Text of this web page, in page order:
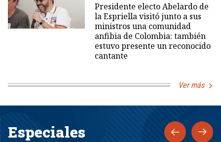
Presidente electo Abelardo de
la Espriella visitó junto a sus
ministros una comunidad
anfibia de Colombia: también
estuvo presente un reconocido
cantante
Ver más
Especiales